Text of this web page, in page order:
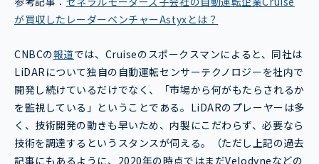
が買収したレーダーベンチャーAstyxとは？
CNBCの報道では、Cruiseのスポークスマンによると、同社は
LiDARについて独自の自動運転センサーテクノロジーを社内で
開発し続けているだけでなく、「市場から何がもたらされるか
を監視している」ということである。LiDARのプレーヤーは多
く、技術開発の動きも早いため、内製にこだわらず、必要なら
技術を調達するというスタンスが伺える。（ただし上記の過去
記事にもあるように、2020年の時点ではまだVelodyneなどの